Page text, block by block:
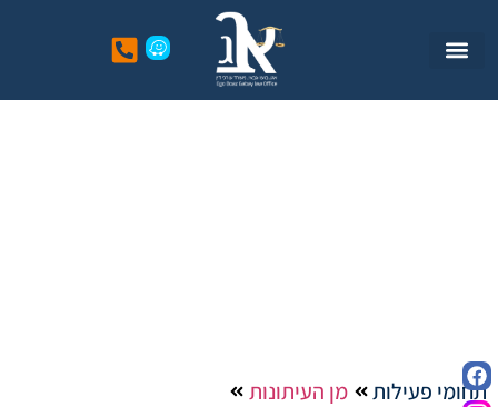
פועל נפל בנתיבי איילון.
תחומי פעילות
מן העיתונות